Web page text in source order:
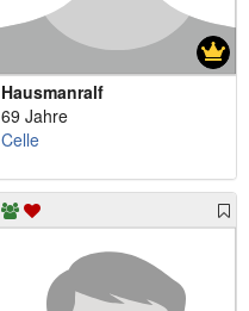
Hausmanralf
69 Jahre
Celle